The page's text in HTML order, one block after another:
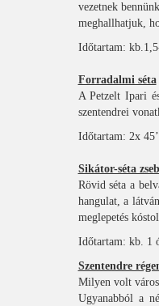
vezetnek
meghallhatjuk,
Időtartam:
Forradalmi séta
A Petzelt Ipari
szentendrei
Időtartam: 2x
Sikátor-séta
Rövid séta a
hangulat, a
meglepetés
Időtartam: kb. 1
Szentendre
Milyen volt
Ugyanabból a